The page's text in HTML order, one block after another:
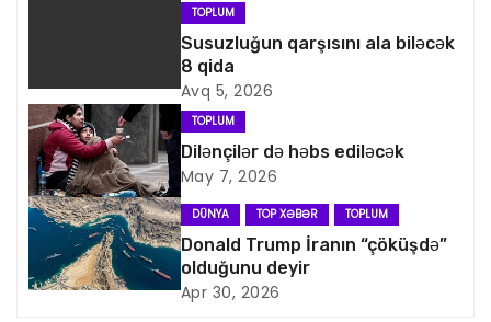
q
a
s
i
y
TOPLUM
Susuzluğun qarşısını ala biləcək
8 qida
Avq 5, 2026
TOPLUM
Dilənçilər də həbs ediləcək
May 7, 2026
DÜNYA TOP XƏBƏR TOPLUM
Donald Trump İranın “çöküşdə”
olduğunu deyir
Apr 30, 2026